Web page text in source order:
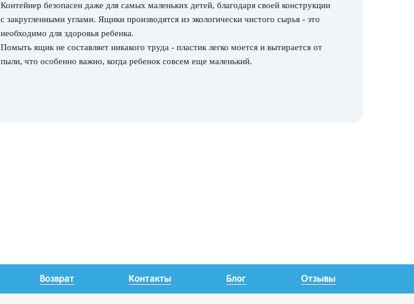
Контейнер безопасен даже для самых маленьких детей, благодаря своей конструкции
с закругленными углами. Ящики производятся из экологически чистого сырья - это
необходимо для здоровья ребенка.
Помыть ящик не составляет никакого труда - пластик легко моется и вытирается от
пыли, что особенно важно, когда ребенок совсем еще маленький.
Возврат Контакты Блог Отзывы